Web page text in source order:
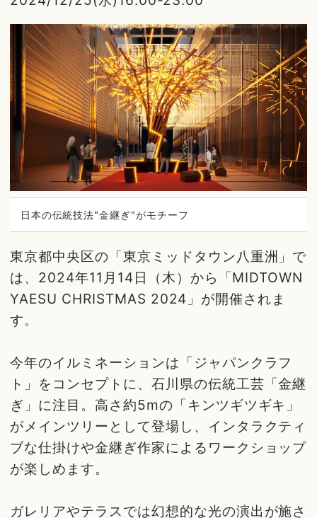
日本の伝統技法"金継ぎ"がモチーフ
東京都中央区の「東京ミッドタウン八重洲」で
は、2024年11月14日（木）から「MIDTOWN
YAESU CHRISTMAS 2024」が開催されま
す。
今年のイルミネーションは「ジャパンクラフ
ト」をコンセプトに、石川県の伝統工芸「金継
ぎ」に注目。高さ約5mの「キンツギツギキ」
がメインツリーとして登場し、インタラクティ
ブな仕掛けや金継ぎ作家によるワークショップ
が楽しめます。
ガレリアやテラスでは幻想的な光の演出が施さ